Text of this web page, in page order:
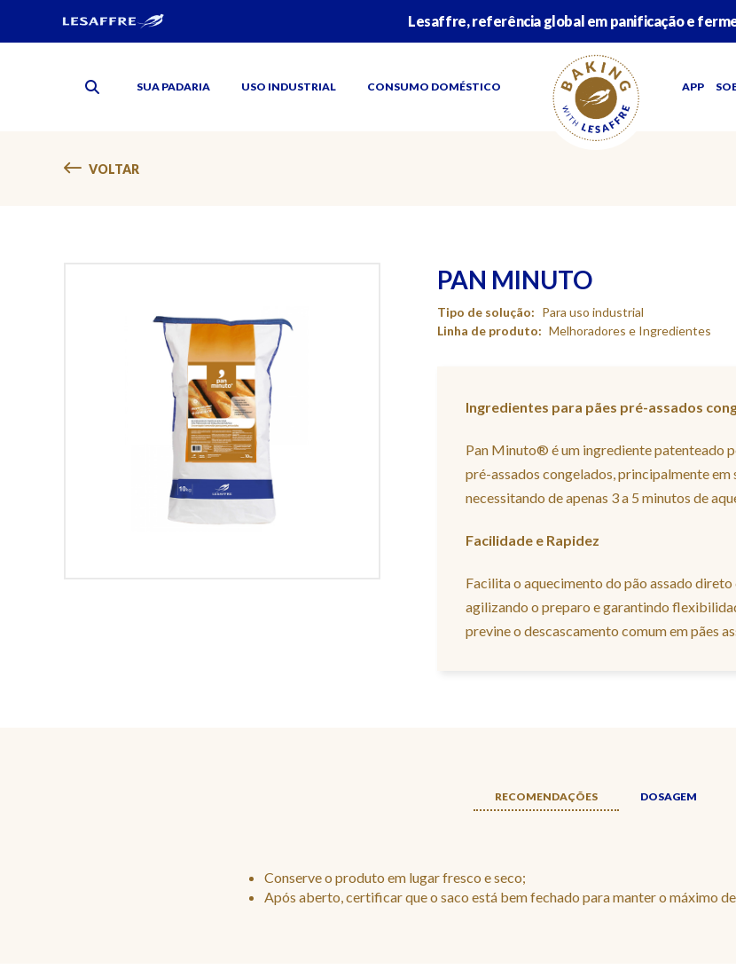
Lesaffre, referência global em panificação e
SUA PADARIA USO INDUSTRIAL CONSUMO DOMÉSTICO APP
VOLTAR
PAN MINUTO
Tipo de solução: Para uso industrial
Linha de produto: Melhoradores e Ingredientes
Ingredientes para pães pré-assados
Pan Minuto® é um ingrediente patenteado
pré-assados congelados, principalmente em
necessitando de apenas 3 a 5 minutos de
Facilidade e Rapidez
Facilita o aquecimento do pão assado
agilizando o preparo e garantindo
previne o descascamento comum em pães
RECOMENDAÇÕES DOSAGEM
Conserve o produto em lugar fresco e seco;
Após aberto, certificar que o saco está bem fechado para manter o máximo